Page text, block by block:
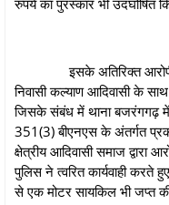
इसके अतिरिक्त आरोपी
निवासी कल्याण आदिवासी के
जिसके संबंध में थाना बजरंगगढ़
351(3) बीएनएस के अंतर्गत
क्षेत्रीय आदिवासी समाज द्वारा
पुलिस ने त्वरित कार्यवाही करते
से एक मोटर सायकिल भी जप्त